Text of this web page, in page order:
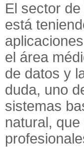
El sector
está
el área
de datos y
duda, uno
sistemas
natural,